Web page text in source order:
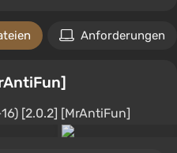
Anforderungen